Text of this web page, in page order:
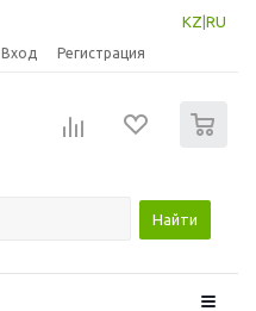
KZ RU
Вход Регистрация
Найти